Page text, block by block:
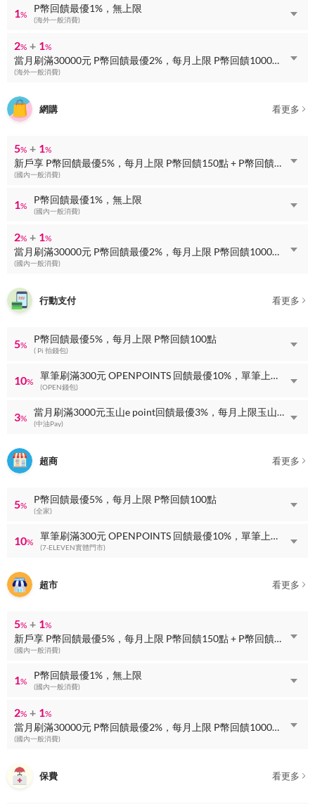
1%
P幣回饋最優1%，無上限
(海外一般消費)
2% + 1%
當月刷滿30000元 P幣回饋最優2%，每月上限 P幣回饋1000點 + P幣回饋最優1%，無上限
(海外一般消費)
網購 看更多
5% + 1%
新戶享 P幣回饋最優5%，每月上限 P幣回饋150點 + P幣回饋最優1%，無上限
(國內一般消費)
1%
P幣回饋最優1%，無上限
(國內一般消費)
2% + 1%
當月刷滿30000元 P幣回饋最優2%，每月上限 P幣回饋1000點 + P幣回饋最優1%，無上限
(國內一般消費)
行動支付 看更多
5%
P幣回饋最優5%，每月上限 P幣回饋100點
( Pi 拍錢包)
10%
單筆刷滿300元 OPENPOINTS 回饋最優10%，單筆上限 OPENPOINTS 回饋60點
(OPEN錢包)
3%
當月刷滿3000元玉山e point回饋最優3%，每月上限玉山e point回饋100點
(中油Pay)
超商 看更多
5%
P幣回饋最優5%，每月上限 P幣回饋100點
(全家)
10%
單筆刷滿300元 OPENPOINTS 回饋最優10%，單筆上限 OPENPOINTS 回饋60點
(7-ELEVEN實體門市)
超市 看更多
5% + 1%
新戶享 P幣回饋最優5%，每月上限 P幣回饋150點 + P幣回饋最優1%，無上限
(國內一般消費)
1%
P幣回饋最優1%，無上限
(國內一般消費)
2% + 1%
當月刷滿30000元 P幣回饋最優2%，每月上限 P幣回饋1000點 + P幣回饋最優1%，無上限
(國內一般消費)
保費 看更多